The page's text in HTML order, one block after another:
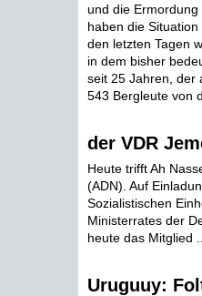
und die
haben die
den letzten Tagen
in dem bisher
seit 25 Jahren, der
543 Bergleute von
der VDR
Heute trifft Ah
(ADN). Auf
Sozialistischen
Ministerrates der
heute das Mitglied ...
Uruguuy: